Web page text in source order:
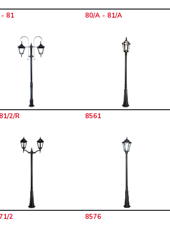
- 81 80/A - 81/A
2/R 8561
2 8576